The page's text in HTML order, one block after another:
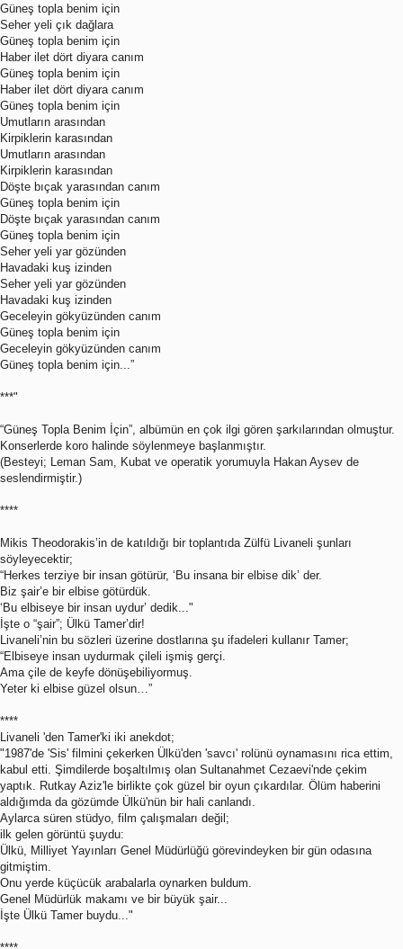
Güneş topla benim için
Seher yeli çık dağlara
Güneş topla benim için
Haber ilet dört diyara canım
Güneş topla benim için
Haber ilet dört diyara canım
Güneş topla benim için
Umutların arasından
Kirpiklerin karasından
Umutların arasından
Kirpiklerin karasından
Döşte bıçak yarasından canım
Güneş topla benim için
Döşte bıçak yarasından canım
Güneş topla benim için
Seher yeli yar gözünden
Havadaki kuş izinden
Seher yeli yar gözünden
Havadaki kuş izinden
Geceleyin gökyüzünden canım
Güneş topla benim için
Geceleyin gökyüzünden canım
Güneş topla benim için...”
***"
“Güneş Topla Benim İçin”, albümün en çok ilgi gören şarkılarından olmuştur.
Konserlerde koro halinde söylenmeye başlanmıştır.
(Besteyi; Leman Sam, Kubat ve operatik yorumuyla Hakan Aysev de
seslendirmiştir.)
****
Mikis Theodorakis’in de katıldığı bir toplantıda Zülfü Livaneli şunları
söyleyecektir;
“Herkes terziye bir insan götürür, ‘Bu insana bir elbise dik’ der.
Biz şair’e bir elbise götürdük.
‘Bu elbiseye bir insan uydur’ dedik..."
İşte o “şair”; Ülkü Tamer’dir!
Livaneli’nin bu sözleri üzerine dostlarına şu ifadeleri kullanır Tamer;
“Elbiseye insan uydurmak çileli işmiş gerçi.
Ama çile de keyfe dönüşebiliyormuş.
Yeter ki elbise güzel olsun…”
****
Livaneli 'den Tamer'ki iki anekdot;
"1987'de 'Sis' filmini çekerken Ülkü'den 'savcı' rolünü oynamasını rica ettim,
kabul etti. Şimdilerde boşaltılmış olan Sultanahmet Cezaevi'nde çekim
yaptık. Rutkay Aziz'le birlikte çok güzel bir oyun çıkardılar. Ölüm haberini
aldığımda da gözümde Ülkü'nün bir hali canlandı.
Aylarca süren stüdyo, film çalışmaları değil;
ilk gelen görüntü şuydu:
Ülkü, Milliyet Yayınları Genel Müdürlüğü görevindeyken bir gün odasına
gitmiştim.
Onu yerde küçücük arabalarla oynarken buldum.
Genel Müdürlük makamı ve bir büyük şair...
İşte Ülkü Tamer buydu..."